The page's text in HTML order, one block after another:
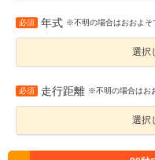
必須 年式 ※不明の場合はおおよそ
選択
必須 走行距離 ※不明の場合はお
選択